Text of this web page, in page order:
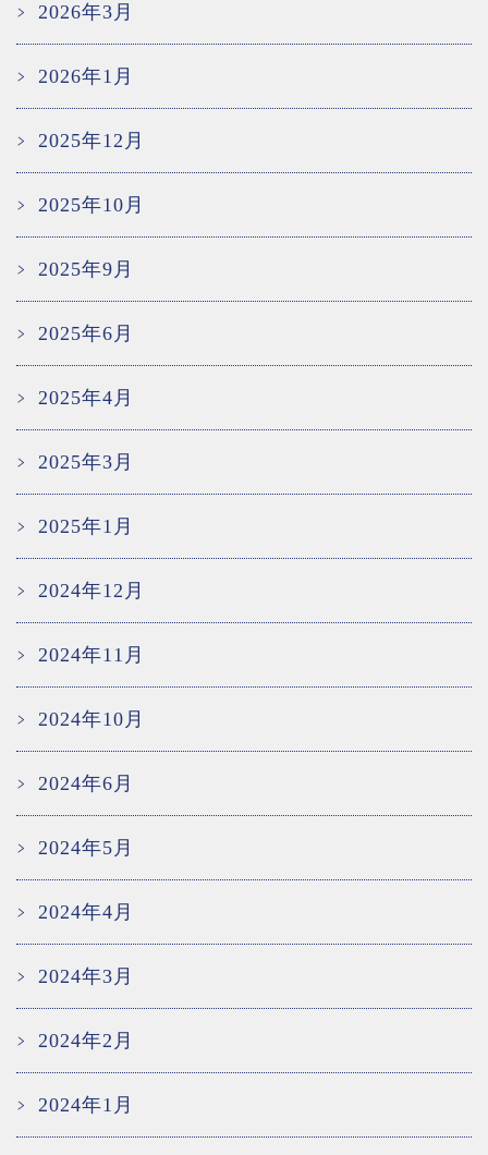
2026年3月
2026年1月
2025年12月
2025年10月
2025年9月
2025年6月
2025年4月
2025年3月
2025年1月
2024年12月
2024年11月
2024年10月
2024年6月
2024年5月
2024年4月
2024年3月
2024年2月
2024年1月